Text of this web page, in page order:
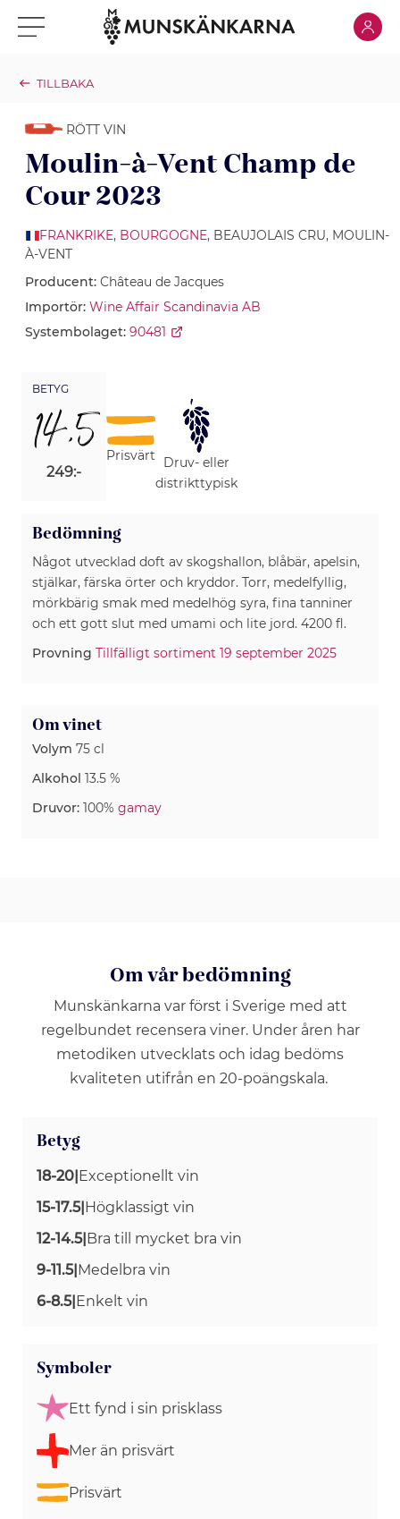
Klicka för meny Klicka
TILLBAKA
RÖTT VIN
Moulin-à-Vent Champ de
Cour 2023
FRANKRIKE, BOURGOGNE, BEAUJOLAIS CRU, MOULIN-
À-VENT
Producent: Château de Jacques
Importör: Wine Affair Scandinavia AB
Systembolaget: 90481
BETYG
14,5
249:-
Prisvärt
Druv- eller
distrikttypisk
Bedömning
Något utvecklad doft av skogshallon, blåbär, apelsin,
stjälkar, färska örter och kryddor. Torr, medelfyllig,
mörkbärig smak med medelhög syra, fina tanniner
och ett gott slut med umami och lite jord. 4200 fl.
Provning Tillfälligt sortiment 19 september 2025
Om vinet
Volym 75 cl
Alkohol 13.5 %
Druvor: 100% gamay
Om vår bedömning
Munskänkarna var först i Sverige med att
regelbundet recensera viner. Under åren har
metodiken utvecklats och idag bedöms
kvaliteten utifrån en 20-poängskala.
Betyg
18-20|Exceptionellt vin
15-17.5|Högklassigt vin
12-14.5|Bra till mycket bra vin
9-11.5|Medelbra vin
6-8.5|Enkelt vin
Symboler
Ett fynd i sin prisklass
Mer än prisvärt
Prisvärt